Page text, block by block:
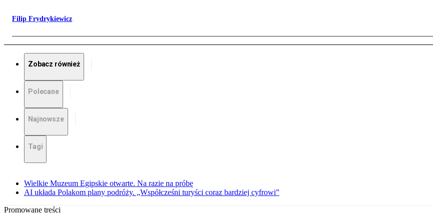
Filip Frydrykiewicz
Zobacz również
Polecane
Najnowsze
Tagi
Wielkie Muzeum Egipskie otwarte. Na razie na próbę
AI układa Polakom plany podróży. „Współcześni turyści coraz bardziej cyfrowi”
Promowane treści